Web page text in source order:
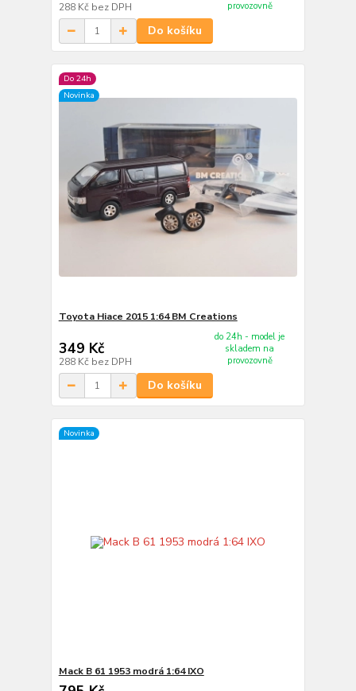
288 Kč bez DPH
provozovně
Do košíku
Do 24h
Novinka
Toyota Hiace 2015 1:64 BM Creations
349 Kč
288 Kč bez DPH
do 24h - model je
skladem na
provozovně
Do košíku
Novinka
Mack B 61 1953 modrá 1:64 IXO